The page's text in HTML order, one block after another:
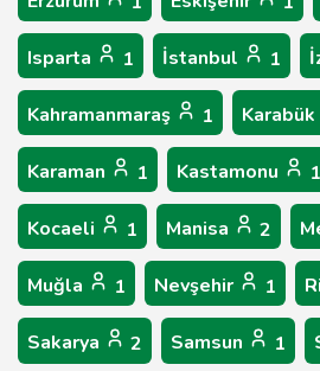
Isparta 1 İstanbul 1
Kahramanmaraş 1 Karabük
Karaman 1 Kastamonu 1
Kocaeli 1 Manisa 2
Muğla 1 Nevşehir 1
Sakarya 2 Samsun 1